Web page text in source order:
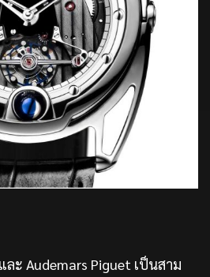
ละ Audemars Piguet เป็นสาม